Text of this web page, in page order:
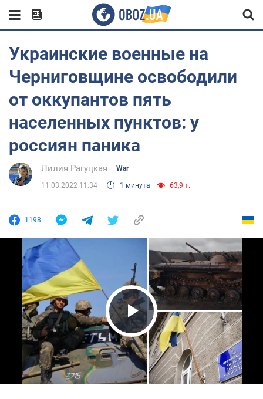
Украинские военные на
Черниговщине освободили
от оккупантов пять
населенных пунктов: у
россиян паника
Лилия Рагуцкая War
11.03.2022 11:34 1 минута 63,9 т.
1198
Play Video